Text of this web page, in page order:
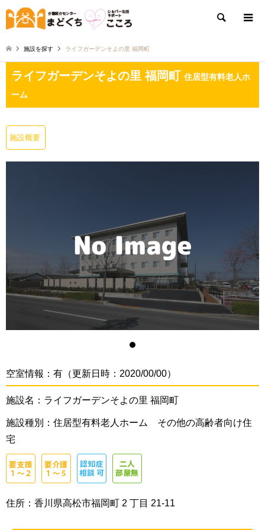
検索
施設を探す ライフガーデンそよの里 福岡町
ライフガーデンそよの里 福岡町 住居型有料老人ホ
ーム
施設概要
空室情報：有（更新日時：2020/00/00）
施設名：ライフガーデンそよの里 福岡町
施設種別：住居型有料老人ホーム その他の高齢者向け住
宅
住所：香川県高松市福岡町 2 丁目 21-11